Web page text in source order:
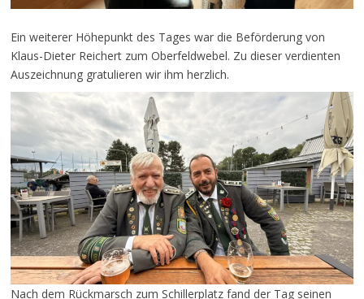
Ein weiterer Höhepunkt des Tages war die Beförderung von
Klaus-Dieter Reichert zum Oberfeldwebel. Zu dieser verdienten
Auszeichnung gratulieren wir ihm herzlich.
Nach dem Rückmarsch zum Schillerplatz fand der Tag seinen